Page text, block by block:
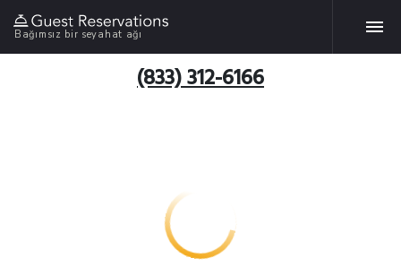
Bağımsız bir seyahat ağı
(833) 312-6166